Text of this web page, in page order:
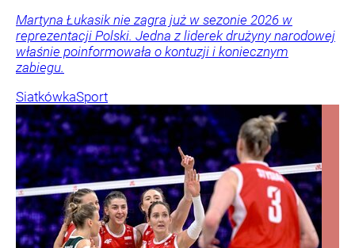
Martyna Łukasik nie zagra już w sezonie 2026 w
reprezentacji Polski. Jedna z liderek drużyny narodowej
właśnie poinformowała o kontuzji i koniecznym
zabiegu.
SiatkówkaSport